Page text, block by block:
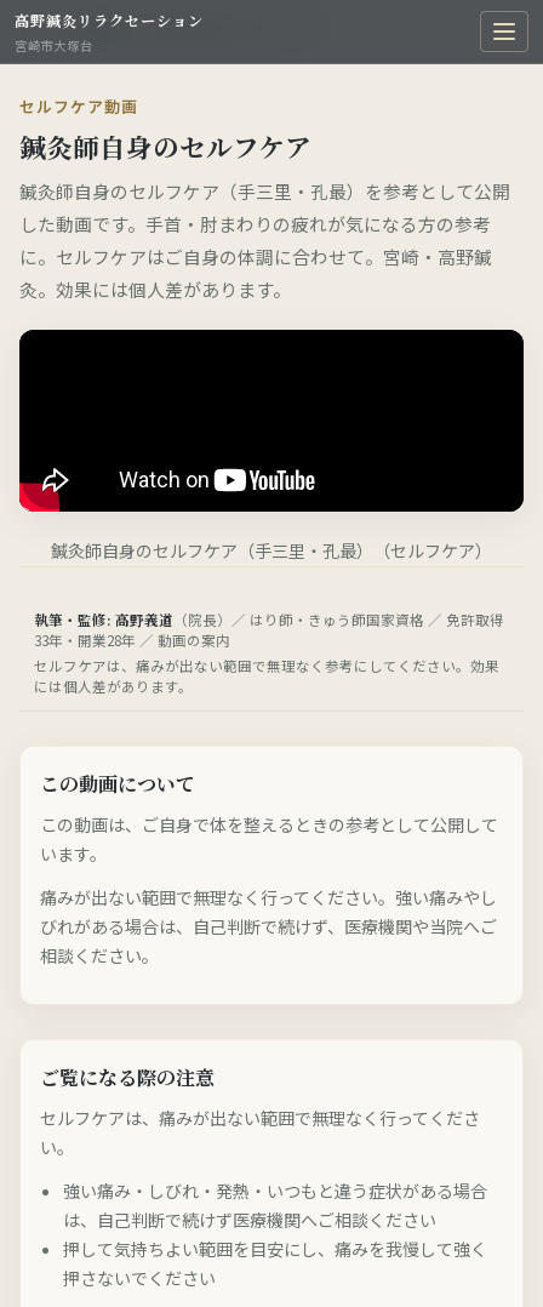
高野鍼灸リラクセーション
宮崎市大塚台
TOP › 動画空間 › 鍼灸師自身のセルフケア
セルフケア動画
鍼灸師自身のセルフケア
鍼灸師自身のセルフケア（手三里・孔最）を参考として公開
した動画です。手首・肘まわりの疲れが気になる方の参考
に。セルフケアはご自身の体調に合わせて。宮崎・高野鍼
灸。効果には個人差があります。
鍼灸師自身のセルフケア（手三里・孔最）（セルフケア）
執筆・監修: 高野義道 （院長）／ はり師・きゅう師国家資格 ／ 免許取得
33年・開業28年 ／ 動画の案内
セルフケアは、痛みが出ない範囲で無理なく参考にしてください。効果
には個人差があります。
この動画について
この動画は、ご自身で体を整えるときの参考として公開して
います。
痛みが出ない範囲で無理なく行ってください。強い痛みやし
びれがある場合は、自己判断で続けず、医療機関や当院へご
相談ください。
ご覧になる際の注意
セルフケアは、痛みが出ない範囲で無理なく行ってくださ
い。
強い痛み・しびれ・発熱・いつもと違う症状がある場合
は、自己判断で続けず医療機関へご相談ください
押して気持ちよい範囲を目安にし、痛みを我慢して強く
押さないでください